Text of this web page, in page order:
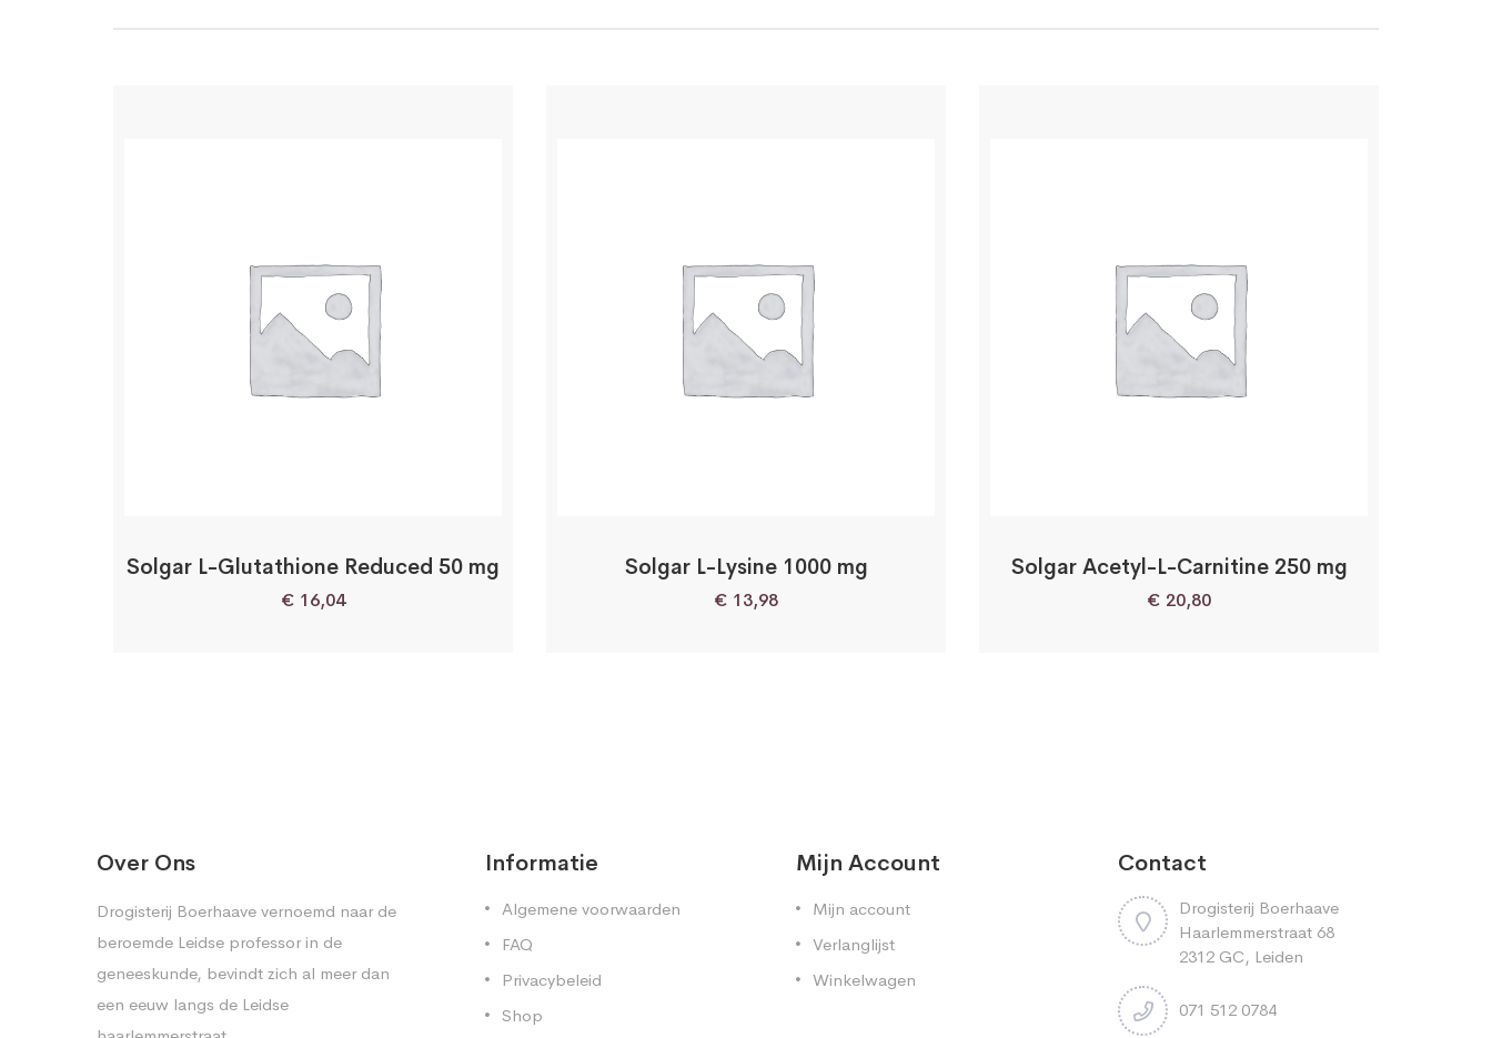
Solgar L-Glutathione Reduced 50 mg
€ 16,04
Solgar L-Lysine 1000 mg
€ 13,98
Solgar Acetyl-L-Carnitine 250 mg
€ 20,80
Over Ons
Drogisterij Boerhaave vernoemd naar de
beroemde Leidse professor in de
geneeskunde, bevindt zich al meer dan
een eeuw langs de Leidse
Informatie
Algemene voorwaarden
FAQ
Privacybeleid
Shop
Mijn Account
Mijn account
Verlanglijst
Winkelwagen
Contact
Drogisterij Boerhaave
Haarlemmerstraat 68
2312 GC, Leiden
071 512 0784